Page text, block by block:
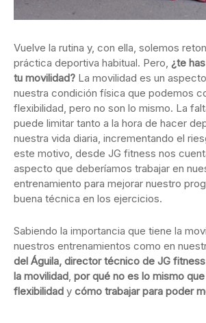
Vuelve la rutina y, con ella, solemos
práctica deportiva habitual. Pero, ¿te
tu movilidad? La movilidad es un
nuestra condición física que podemos
flexibilidad, pero no son lo mismo. La
puede limitar tanto a la hora de hacer
nuestra vida diaria, incrementando el
este motivo, desde JG fitness nos
aspecto que deberíamos trabajar en
entrenamiento para mejorar nuestro
buena técnica en los ejercicios.
Sabiendo la importancia que tiene la
nuestros entrenamientos como en
del Águila, director técnico de JG fitness
la movilidad, por qué no es lo mismo que
flexibilidad y cómo trabajar para poder